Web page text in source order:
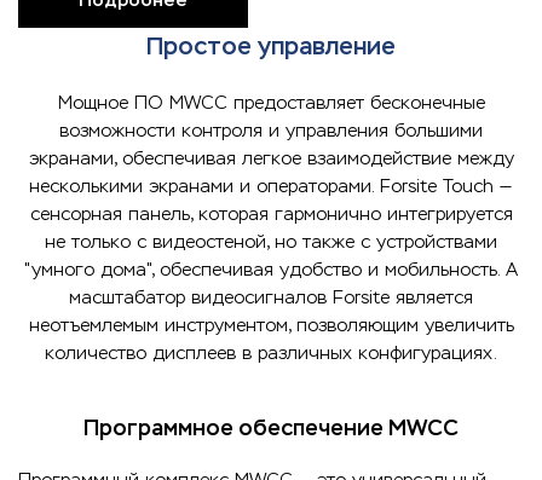
Простое управление
Мощное ПО MWCC предоставляет бесконечные
возможности контроля и управления большими
экранами, обеспечивая легкое взаимодействие между
несколькими экранами и операторами. Forsite Touch —
сенсорная панель, которая гармонично интегрируется
не только с видеостеной, но также с устройствами
"умного дома", обеспечивая удобство и мобильность. А
масштабатор видеосигналов Forsite является
неотъемлемым инструментом, позволяющим увеличить
количество дисплеев в различных конфигурациях.
Программное обеспечение MWCC